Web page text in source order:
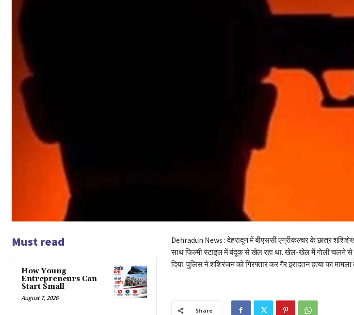
Must read
How Young
Entrepreneurs Can
Start Small
August 7, 2026
Dehradun News : देहरादून में बीएससी एग्रीकल्चर के छात्र
साथ फिल्मी स्टाइल में बंदूक से खेल रहा था. खेल-खेल में गोली चलने
दिया. पुलिस ने शशिरंजन को गिरफ्तार कर गैर इरादतन हत्या का मामला
Share